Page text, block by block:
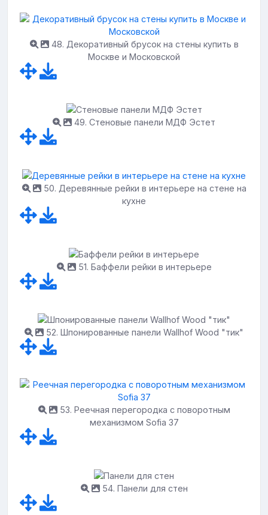
48. Декоративный брусок на стены купить в
Москве и Московской
49. Стеновые панели МДФ Эстет
50. Деревянные рейки в интерьере на стене на
кухне
51. Баффели рейки в интерьере
52. Шпонированные панели Wallhof Wood "тик"
53. Реечная перегородка с поворотным
механизмом Sofia 37
54. Панели для стен